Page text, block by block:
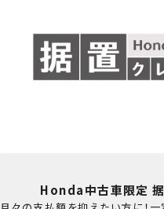
Honda中古車限定 据